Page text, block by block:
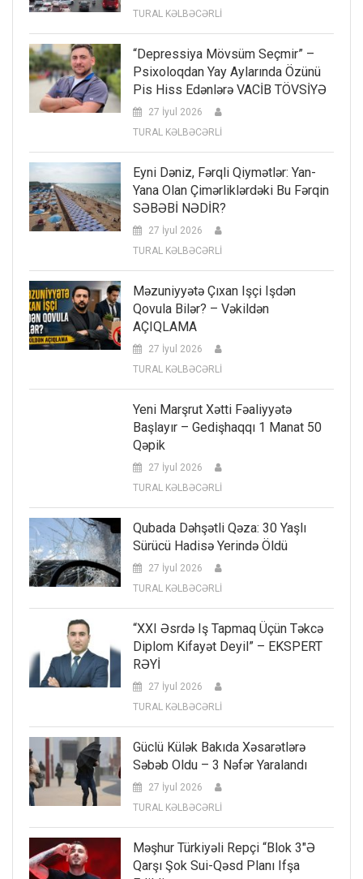
TURAL KƏLBƏCƏRLİ
“Depressiya Mövsüm Seçmir” –
Psixoloqdan Yay Aylarında Özünü
Pis Hiss Edənlərə VACİB TÖVSİYƏ
27 İyul 2026
TURAL KƏLBƏCƏRLİ
Eyni Dəniz, Fərqli Qiymətlər: Yan-
Yana Olan Çimərliklərdəki Bu Fərqin
SƏBƏBİ NƏDİR?
27 İyul 2026
TURAL KƏLBƏCƏRLİ
Məzuniyyətə Çıxan Işçi Işdən
Qovula Bilər? – Vəkildən
AÇIQLAMA
27 İyul 2026
TURAL KƏLBƏCƏRLİ
Yeni Marşrut Xətti Fəaliyyətə
Başlayır – Gedişhaqqı 1 Manat 50
Qəpik
27 İyul 2026
TURAL KƏLBƏCƏRLİ
Qubada Dəhşətli Qəza: 30 Yaşlı
Sürücü Hadisə Yerində Öldü
27 İyul 2026
TURAL KƏLBƏCƏRLİ
“XXI Əsrdə Iş Tapmaq Üçün Təkcə
Diplom Kifayət Deyil” – EKSPERT
RƏYİ
27 İyul 2026
TURAL KƏLBƏCƏRLİ
Güclü Külək Bakıda Xəsarətlərə
Səbəb Oldu – 3 Nəfər Yaralandı
27 İyul 2026
TURAL KƏLBƏCƏRLİ
Məşhur Türkiyəli Repçi “Blok 3″ə
Qarşı Şok Sui-Qəsd Planı Ifşa